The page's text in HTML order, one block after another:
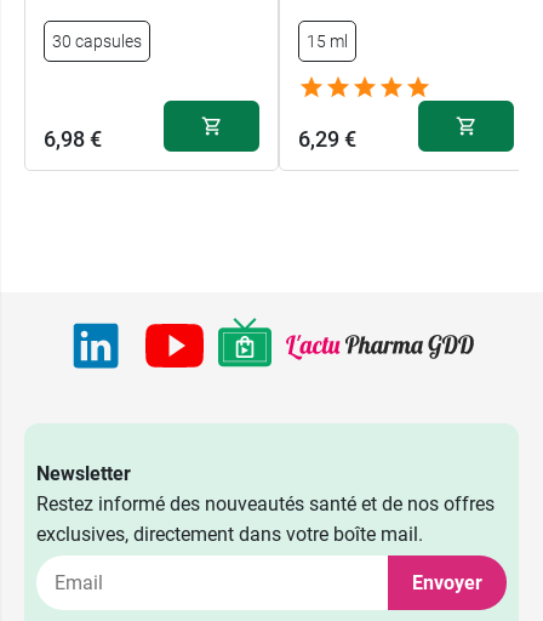
30 capsules
6,98 €
15 ml
6,29 €
Newsletter
Restez informé des nouveautés santé et de nos offres
exclusives, directement dans votre boîte mail.
Envoyer